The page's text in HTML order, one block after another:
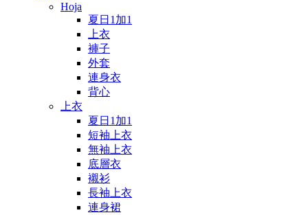
Hoja
夏日1加1
上衣
褲子
外套
連身衣
背心
上衣
夏日1加1
短袖上衣
無袖上衣
底層衣
襯衫
長袖上衣
連身裙